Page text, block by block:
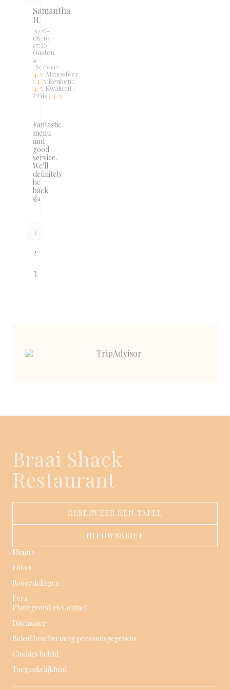
Samantha
H
2026-
05-10 -
17:30 -
Gasten
4
Service :
4/5 Atmosfeer
: 4/5 Keuken :
4/5 Kwaliteit /
Prijs : 4/5
Fantastic
menu
and
good
service.
We'll
definitely
be
back
👍
1
2
3
Braai Shack
Restaurant
RESERVEER EEN TAFEL
NIEUWSBRIEF
Menu's
Foto's
Beoordelingen
Pers
Plattegrond en Contact
Disclaimer
Beleid bescherming persoonsgegevens
Cookies beleid
Toegankelijkheid